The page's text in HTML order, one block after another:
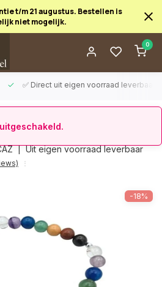
t/m 21 augustus. Bestellen is
niet mogelijk.
0
✅ Direct uit eigen voorraad leverbaar
Armband - 18 cm
|Uit eigen voorraad leverbaar
-18%